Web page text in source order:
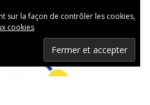
sur la façon de contrôler les cookies,
cookies